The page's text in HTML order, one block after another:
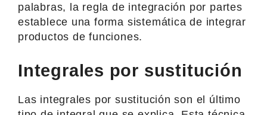
palabras, la regla de integración por partes
establece una forma sistemática de integrar
productos de funciones.
Integrales por sustitución
Las integrales por sustitución son el último